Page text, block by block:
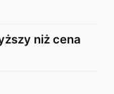
niż cena